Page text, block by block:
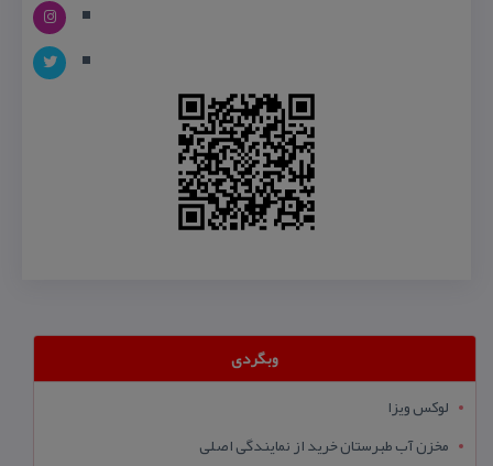
وبگردی
لوکس ویزا
مخزن آب طبرستان خرید از نمایندگی اصلی